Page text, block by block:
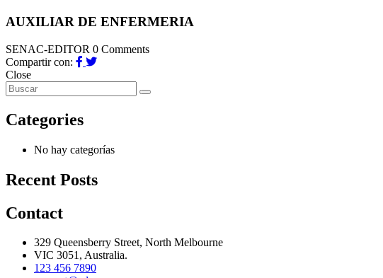
AUXILIAR DE ENFERMERIA
SENAC-EDITOR 0 Comments
Compartir con:
Close
Categories
No hay categorías
Recent Posts
Contact
329 Queensberry Street, North Melbourne
VIC 3051, Australia.
123 456 7890